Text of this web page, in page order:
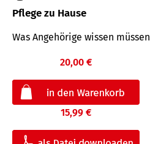
Pflege zu Hause
Was Angehörige wissen müssen
20,00 €
15,99 €